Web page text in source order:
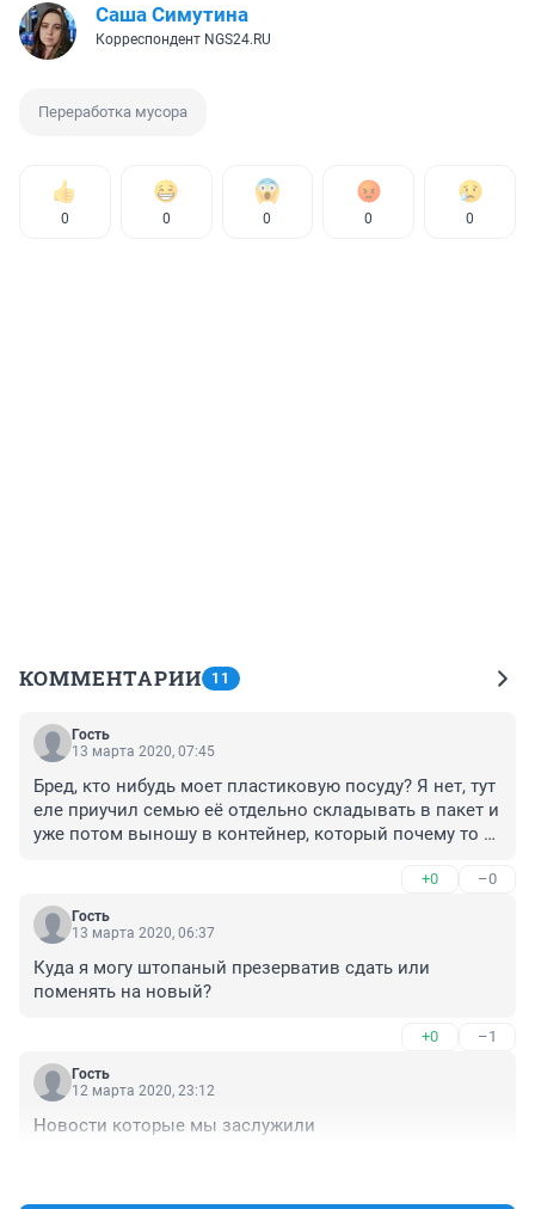
Саша Симутина
Корреспондент NGS24.RU
Переработка мусора
0 0 0 0 0
КОММЕНТАРИИ 11
Гость
13 марта 2020, 07:45
Бред, кто нибудь моет пластиковую посуду? Я нет, тут
еле приучил семью её отдельно складывать в пакет и
уже потом выношу в контейнер, который почему то
дней, а убирают его раз в две недели! А чтоб куда то
ещё и возить...))) Нихера не работает ваша мусорная,,
реформа,,
+0 –0
Гость
13 марта 2020, 06:37
Куда я могу штопаный презерватив сдать или
поменять на новый?
+0 –1
Гость
12 марта 2020, 23:12
Новости которые мы заслужили